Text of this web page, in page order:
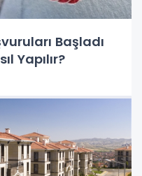
Başladı
Yapılır?